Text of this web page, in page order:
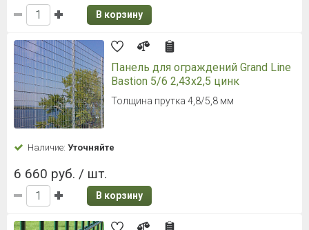
В корзину
Панель для ограждений Grand Line
Bastion 5/6 2,43x2,5 цинк
Толщина прутка 4,8/5,8 мм
Наличие: Уточняйте
6 660 руб. / шт.
В корзину